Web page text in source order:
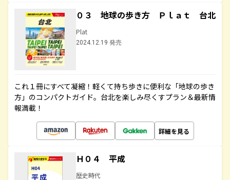
０３ 地球の歩き方 Ｐｌａｔ 台北
Plat
2024.12.19 発売
これ１冊にすべて凝縮！軽くて持ち歩きに便利な「地球の歩き
方」のコンパクトガイド。台北を楽しみ尽くすプラン＆最新情
報満載！
詳細を見る
Ｈ０４ 平成
歴史時代